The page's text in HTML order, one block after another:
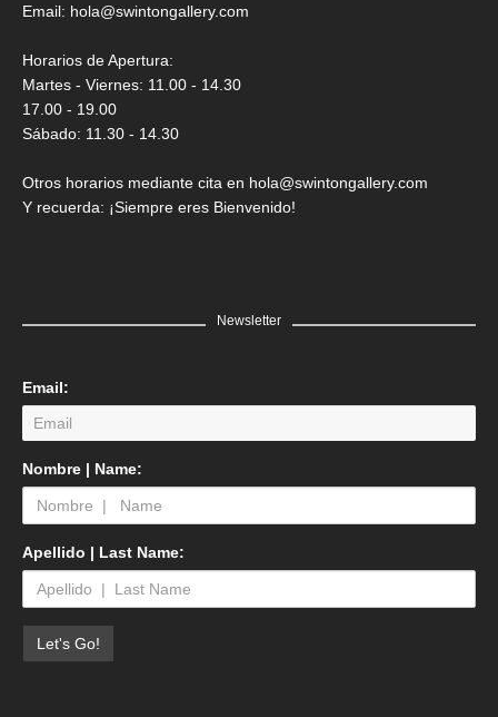
Email: hola@swintongallery.com
Horarios de Apertura:
Martes - Viernes: 11.00 - 14.30
17.00 - 19.00
Sábado: 11.30 - 14.30
Otros horarios mediante cita en hola@swintongallery.com
Y recuerda: ¡Siempre eres Bienvenido!
Newsletter
Email:
Nombre | Name:
Apellido | Last Name: